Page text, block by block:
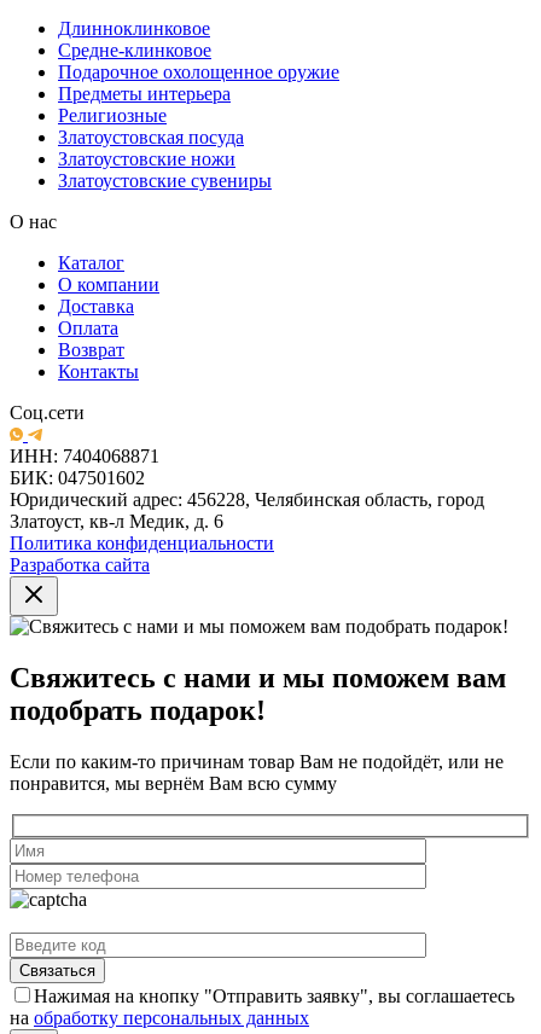
Длинноклинковое
Средне-клинковое
Подарочное охолощенное оружие
Предметы интерьера
Религиозные
Златоустовская посуда
Златоустовские ножи
Златоустовские сувениры
О нас
Каталог
О компании
Доставка
Оплата
Возврат
Контакты
Соц.сети
ИНН: 7404068871
БИК: 047501602
Юридический адрес: 456228, Челябинская область, город
Златоуст, кв-л Медик, д. 6
Политика конфиденциальности
Разработка сайта
Свяжитесь с нами и мы поможем вам
подобрать подарок!
Если по каким-то причинам товар Вам не подойдёт, или не
понравится, мы вернём Вам всю сумму
Нажимая на кнопку "Отправить заявку", вы соглашаетесь
на обработку персональных данных